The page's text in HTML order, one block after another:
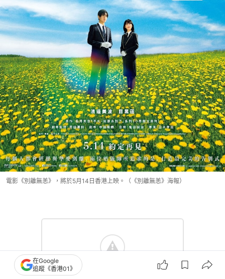
電影《別離無恙》，將於5月14日香港上映。（《別離無恙》海報）
在Google
追蹤《香港01》